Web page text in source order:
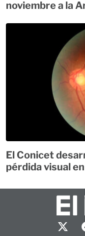
noviembre a la
El Conicet
pérdida visual